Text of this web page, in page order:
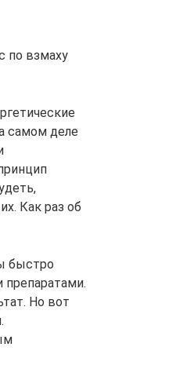
по взмаху
самом деле
Как раз об
быстро
Но вот